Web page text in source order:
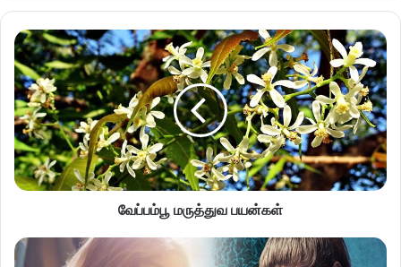
வேப்பம்பூ மருத்துவ பயன்கள்